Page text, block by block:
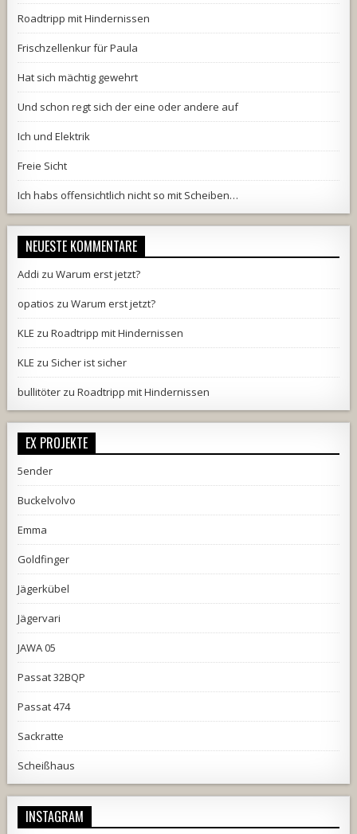
Roadtripp mit Hindernissen
Frischzellenkur für Paula
Hat sich mächtig gewehrt
Und schon regt sich der eine oder andere auf
Ich und Elektrik
Freie Sicht
Ich habs offensichtlich nicht so mit Scheiben…
NEUESTE KOMMENTARE
Addi zuWarum erst jetzt?
opatios zuWarum erst jetzt?
KLE zuRoadtripp mit Hindernissen
KLE zu Sicher ist sicher
bullitöter zuRoadtripp mit Hindernissen
EX PROJEKTE
5ender
Buckelvolvo
Emma
Goldfinger
Jägerkübel
Jägervari
JAWA 05
Passat 32BQP
Passat 474
Sackratte
Scheißhaus
INSTAGRAM